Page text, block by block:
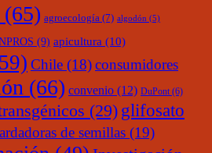
(65) agroecología (7) algodón (5)
(9) apicultura (10)
Chile (18)consumidores
(66) convenio (12) DuPont (6)
(29) glifosato
de semillas (19)